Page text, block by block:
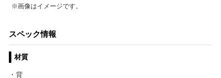
※画像はイメージです。
スペック情報
材質
・背